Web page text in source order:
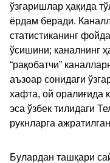
ўзгаришлар ҳақида
ёрдам беради.
статистиканинг
ўсишини; каналнинг
“рақобатчи”
аъзоар сонидаги
хафта, ой оралиғида
эса ўзбек тилидаги
рукнларга
Булардан ташқари